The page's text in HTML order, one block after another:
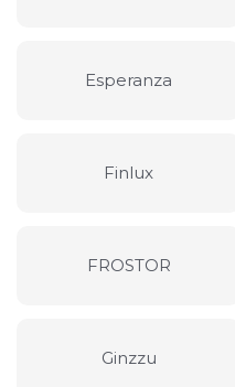
Esperanza
Finlux
FROSTOR
Ginzzu